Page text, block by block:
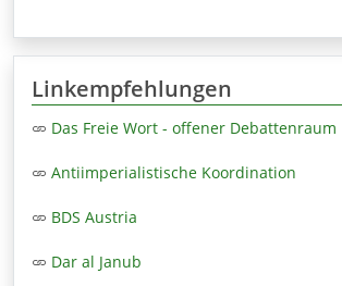
Linkempfehlungen
Das Freie Wort - offener Debattenraum
Antiimperialistische Koordination
BDS Austria
Dar al Janub